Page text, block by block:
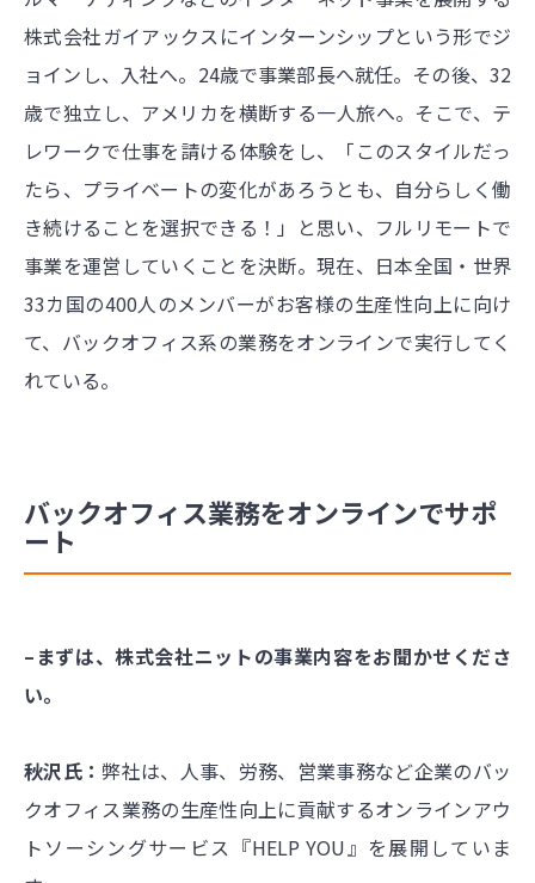
株式会社ガイアックスにインターンシップという形でジ
ョインし、入社へ。24歳で事業部長へ就任。その後、32
歳で独立し、アメリカを横断する一人旅へ。そこで、テ
レワークで仕事を請ける体験をし、「このスタイルだっ
たら、プライベートの変化があろうとも、自分らしく働
き続けることを選択できる！」と思い、フルリモートで
事業を運営していくことを決断。現在、日本全国・世界
33カ国の400人のメンバーがお客様の生産性向上に向け
て、バックオフィス系の業務をオンラインで実行してく
れている。
バックオフィス業務をオンラインでサポ
ート
–まずは、株式会社ニットの事業内容をお聞かせくださ
い。
秋沢氏：弊社は、人事、労務、営業事務など企業のバッ
クオフィス業務の生産性向上に貢献するオンラインアウ
トソーシングサービス『HELP YOU』を展開していま